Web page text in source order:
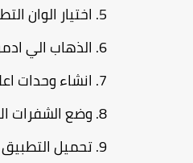
اختيار الوان
الذهاب الي
انشاء وحدات
وضع الشفرات
تحميل